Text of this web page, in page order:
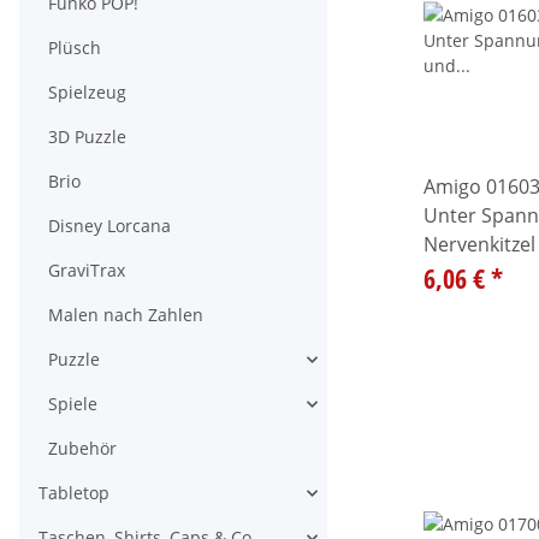
Amigo
Unter
pur!
6,06 €*
Plüsch
Spielzeug
3D Puzzle
Brio
Disney Lorcana
GraviTrax
Malen nach Zahlen
Puzzle
Alle anzeigen
Spiele
Alle anzeigen
Zubehör
Tabletop
Alle anzeigen